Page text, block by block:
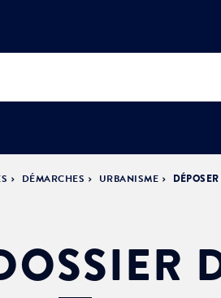
DÉMARCHES URBANISME